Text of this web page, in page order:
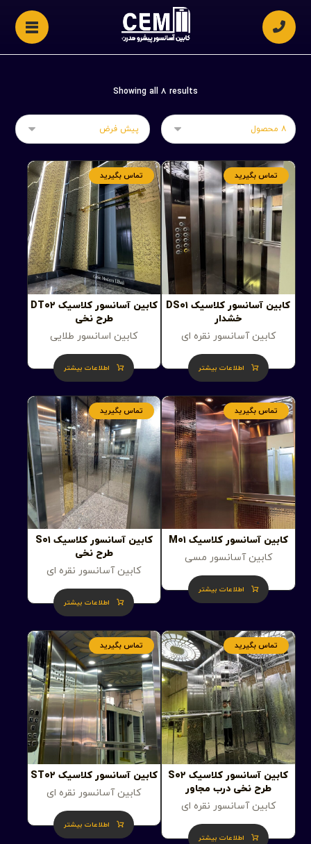
Showing all ۸ results
کابین آسانسور کلاسیک DS۰۱
خشدار
کابین آسانسور نقره ای
تماس بگیرید
اطلاعات بیشتر
کابین آسانسور کلاسیک DT۰۲
طرح نخی
کابین اسانسور طلایی
تماس بگیرید
اطلاعات بیشتر
کابین آسانسور کلاسیک M۰۱
کابین آسانسور مسی
تماس بگیرید
اطلاعات بیشتر
کابین آسانسور کلاسیک S۰۱
طرح نخی
کابین آسانسور نقره ای
تماس بگیرید
اطلاعات بیشتر
کابین آسانسور کلاسیک S۰۲
طرح نخی درب مجاور
کابین آسانسور نقره ای
تماس بگیرید
اطلاعات بیشتر
کابین آسانسور کلاسیک ST۰۲
کابین آسانسور نقره ای
تماس بگیرید
اطلاعات بیشتر